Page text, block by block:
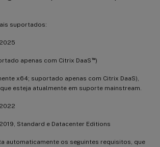
suportados:
apenas com Citrix DaaS ™)
x64; suportado apenas com Citrix DaaS),
esteja atualmente em suporte mainstream.
Standard e Datacenter Editions
automaticamente os seguintes requisitos, que